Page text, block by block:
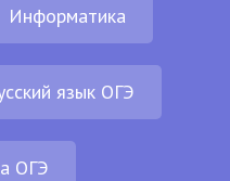
Информатика
язык ОГЭ
ОГЭ